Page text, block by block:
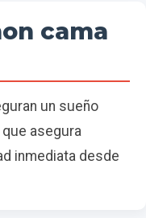
cama
un sueño
asegura
inmediata desde